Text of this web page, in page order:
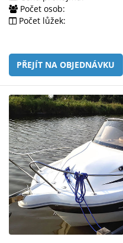
Počet osob:
Počet lůžek:
PŘEJÍT NA OBJEDNÁVKU